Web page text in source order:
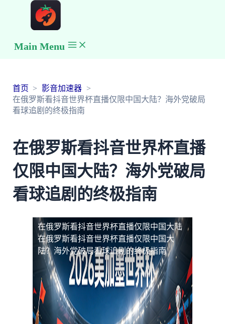
Main Menu
首页
影音加速器
在俄罗斯看抖音世界杯直播仅限中国大陆？海外党破局
看球追剧的终极指南
在俄罗斯看抖音世界杯直播
仅限中国大陆？海外党破局
看球追剧的终极指南
在俄罗斯看抖音世界杯直播仅限中国大陆
在俄罗斯看抖音世界杯直播仅限中国大
陆？海外党破局看球追剧的终极指南